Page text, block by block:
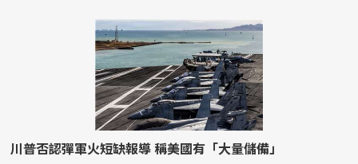
川普否認彈軍火短缺報導 稱美國有「大量儲備」